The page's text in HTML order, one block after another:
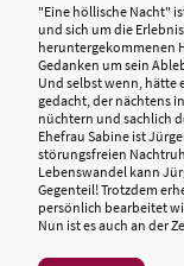
"Eine höllische Nacht"
und sich um die
heruntergekommenen
Gedanken um sein
Und selbst wenn, hätte
gedacht, der nächtens
nüchtern und sachlich
Ehefrau Sabine ist
störungsfreien
Lebenswandel kann
Gegenteil! Trotzdem
persönlich bearbeitet
Nun ist es auch an der